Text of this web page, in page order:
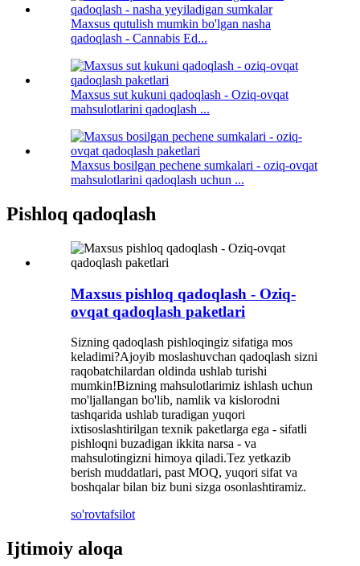
Maxsus qutulish mumkin bo'lgan nasha
qadoqlash - Cannabis Ed...
Maxsus sut kukuni qadoqlash - Oziq-ovqat
mahsulotlarini qadoqlash ...
Maxsus bosilgan pechene sumkalari - oziq-ovqat
mahsulotlarini qadoqlash uchun ...
Pishloq qadoqlash
Maxsus pishloq qadoqlash - Oziq-
ovqat qadoqlash paketlari
Sizning qadoqlash pishloqingiz sifatiga mos
keladimi?Ajoyib moslashuvchan qadoqlash sizni
raqobatchilardan oldinda ushlab turishi
mumkin!Bizning mahsulotlarimiz ishlash uchun
mo'ljallangan bo'lib, namlik va kislorodni
tashqarida ushlab turadigan yuqori
ixtisoslashtirilgan texnik paketlarga ega - sifatli
pishloqni buzadigan ikkita narsa - va
mahsulotingizni himoya qiladi.Tez yetkazib
berish muddatlari, past MOQ, yuqori sifat va
boshqalar bilan biz buni sizga osonlashtiramiz.
so'rovtafsilot
Ijtimoiy aloqa